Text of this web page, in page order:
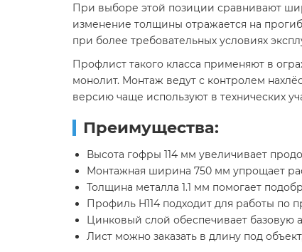
При выборе этой позиции сравнивают
изменение толщины отражается на
при более требовательных условиях
Профлист такого класса применяют в
монолит. Монтаж ведут с контролем
версию чаще используют в технических
Преимущества:
Высота гофры 114 мм увеличивает
Монтажная ширина 750 мм упрощает
Толщина металла 1.1 мм помогает
Профиль H114 подходит для работы по
Цинковый слой обеспечивает базовую
Лист можно заказать в длину под